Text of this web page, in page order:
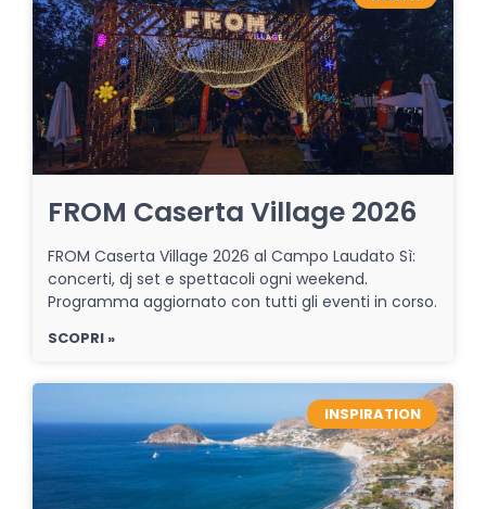
FROM Caserta Village 2026
FROM Caserta Village 2026 al Campo Laudato Sì:
concerti, dj set e spettacoli ogni weekend.
Programma aggiornato con tutti gli eventi in corso.
SCOPRI »
INSPIRATION